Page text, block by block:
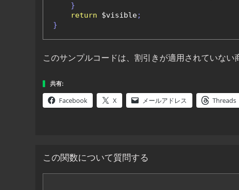
}
return $visible;
}
このサンプルコードは、割引きが適用されていない
共有:
Facebook X メールアドレス Threads
この関数について質問する